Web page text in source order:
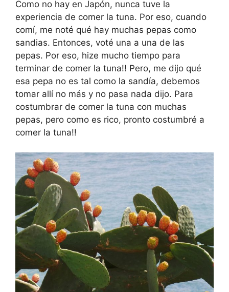
Como no hay en Japón, nunca tuve la
experiencia de comer la tuna. Por eso, cuando
comí, me noté qué hay muchas pepas como
sandias. Entonces, voté una a una de las
pepas. Por eso, hize mucho tiempo para
terminar de comer la tuna!! Pero, me dijo qué
esa pepa no es tal como la sandía, debemos
tomar allí no más y no pasa nada dijo. Para
costumbrar de comer la tuna con muchas
pepas, pero como es rico, pronto costumbré a
comer la tuna!!